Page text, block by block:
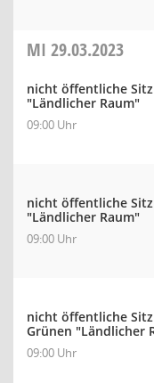
MI 29.03.2023
nicht öffentliche
"Ländlicher Raum"
09:00 Uhr
nicht öffentliche
"Ländlicher Raum"
09:00 Uhr
nicht öffentliche
Grünen "Ländlicher
09:00 Uhr